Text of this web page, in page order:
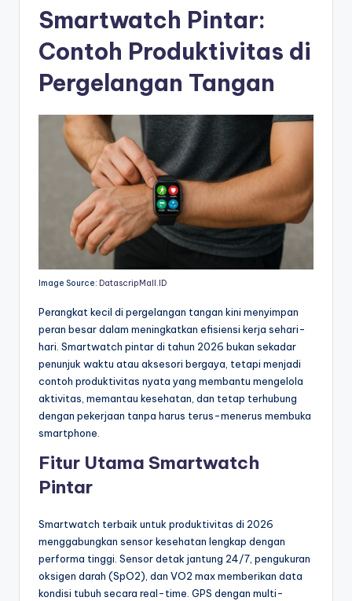
Smartwatch Pintar:
Contoh Produktivitas di
Pergelangan Tangan
Image Source: DatascripMall.ID
Perangkat kecil di pergelangan tangan kini menyimpan
peran besar dalam meningkatkan efisiensi kerja sehari-
hari. Smartwatch pintar di tahun 2026 bukan sekadar
penunjuk waktu atau aksesori bergaya, tetapi menjadi
contoh produktivitas nyata yang membantu mengelola
aktivitas, memantau kesehatan, dan tetap terhubung
dengan pekerjaan tanpa harus terus-menerus membuka
smartphone.
Fitur Utama Smartwatch
Pintar
Smartwatch terbaik untuk produktivitas di 2026
menggabungkan sensor kesehatan lengkap dengan
performa tinggi. Sensor detak jantung 24/7, pengukuran
oksigen darah (SpO2), dan VO2 max memberikan data
kondisi tubuh secara real-time. GPS dengan multi-